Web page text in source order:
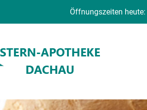
Öffnungszeiten